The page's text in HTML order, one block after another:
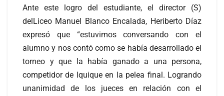
Ante este logro del estudiante, el director (S)
delLiceo Manuel Blanco Encalada, Heriberto Díaz
expresó que “estuvimos conversando con el
alumno y nos contó como se había desarrollado el
torneo y que la había ganado a una persona,
competidor de Iquique en la pelea final. Logrando
unanimidad de los jueces en relación con el